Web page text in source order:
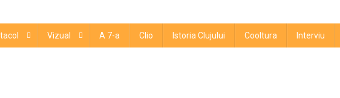
Vizual A 7-a Clio Istoria Clujului Cooltura Interviu